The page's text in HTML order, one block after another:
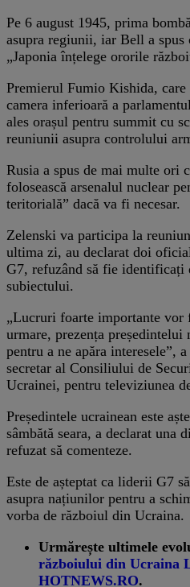
Pe 6 august 1945, prima
asupra regiunii, iar Bell a spus
„Japonia înțelege ororile
Premierul Fumio Kishida,
camera inferioară a
ales orașul pentru summit cu
reuniunii asupra controlului
Rusia a spus de mai multe ori
folosească arsenalul nuclear
teritorială” dacă va fi necesar.
Zelenski va participa la
ultima zi, au declarat doi
G7, refuzând să fie identificați
subiectului.
„Lucruri foarte importante vor
urmare, prezența președintelui
pentru a ne apăra interesele”,
secretar al Consiliului de
Ucrainei, pentru televiziunea
Președintele ucrainean este
sâmbătă seara, a declarat una
refuzat să comenteze.
Este de așteptat ca liderii G7
asupra națiunilor pentru a
vorba de războiul din Ucraina.
Urmărește ultimele
războiului din Ucraina
HOTNEWS.RO.